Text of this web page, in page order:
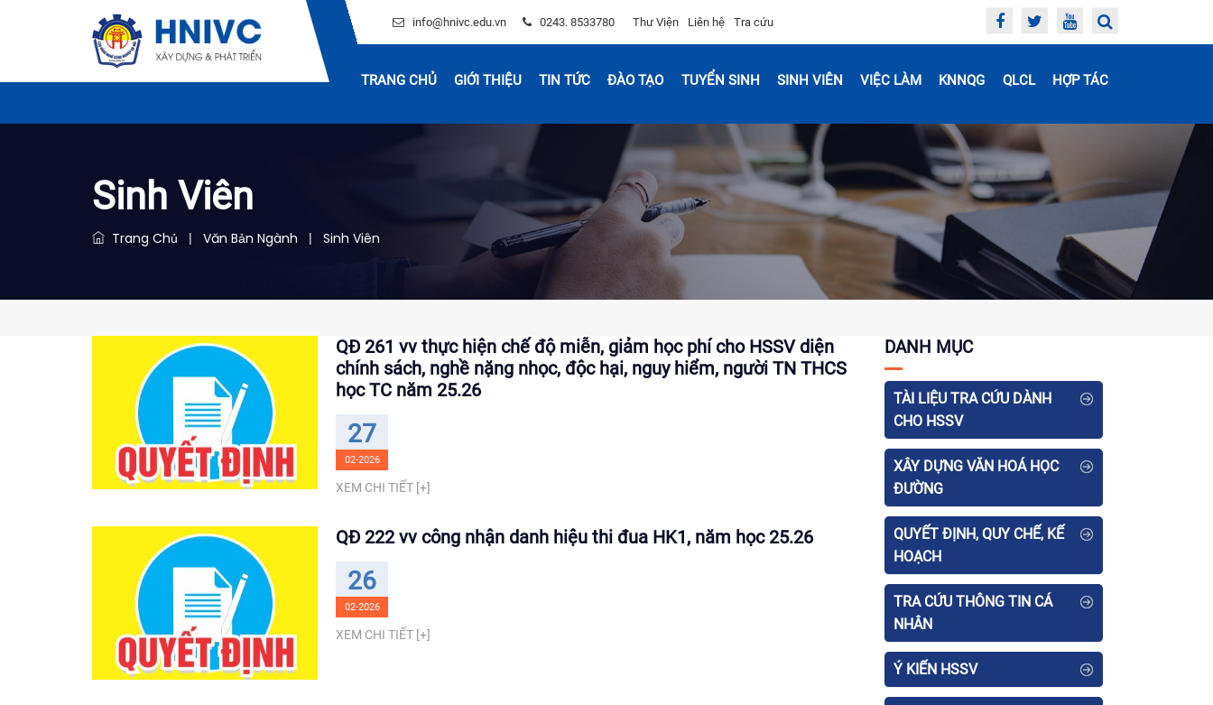
info@hnivc.edu.vn 0243. 8533780 Thư Viện Liên hệ Tra cứu
TRANG CHỦ GIỚI THIỆU TIN TỨC ĐÀO TẠO TUYỂN SINH SINH VIÊN VIỆC LÀM KNNQG QLCL HỢP TÁC
Sinh Viên
Trang Chủ | Văn Bản Ngành | Sinh Viên
QĐ 261 vv thực hiện chế độ miễn, giảm học phí cho HSSV diện
chính sách, nghề nặng nhọc, độc hại, nguy hiểm, người TN THCS
học TC năm 25.26
27
02-2026
XEM CHI TIẾT [+]
QĐ 222 vv công nhận danh hiệu thi đua HK1, năm học 25.26
26
02-2026
XEM CHI TIẾT [+]
DANH MỤC
TÀI LIỆU TRA CỨU DÀNH
CHO HSSV
XÂY DỰNG VĂN HOÁ HỌC
ĐƯỜNG
QUYẾT ĐỊNH, QUY CHẾ, KẾ
HOẠCH
TRA CỨU THÔNG TIN CÁ
NHÂN
Ý KIẾN HSSV